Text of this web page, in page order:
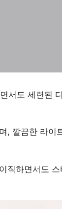
서도 세련된
, 깔끔한 라이
직하면서도